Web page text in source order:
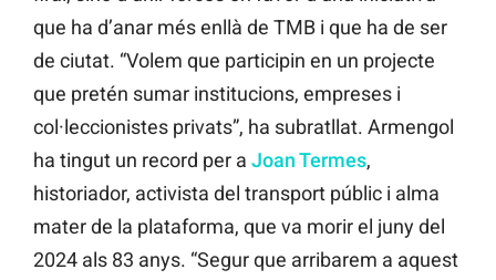
que ha d’anar més enllà de TMB i que ha de ser
de ciutat. “Volem que participin en un projecte
que pretén sumar institucions, empreses i
col·leccionistes privats”, ha subratllat. Armengol
ha tingut un record per a Joan Termes,
historiador, activista del transport públic i alma
mater de la plataforma, que va morir el juny del
2024 als 83 anys. “Segur que arribarem a aquest